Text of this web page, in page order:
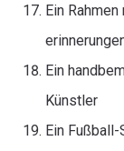
Ein
Ein
Künstler
Ein